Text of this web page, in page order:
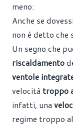
meno:
Anche se
non è detto che
Un segno che
riscaldamento
ventole
velocità troppo
infatti, una
regime troppo